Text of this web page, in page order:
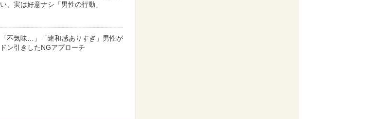
い、実は好意ナシ「男性の行動」
「不気味…」「違和感ありすぎ」男性が
ドン引きしたNGアプローチ